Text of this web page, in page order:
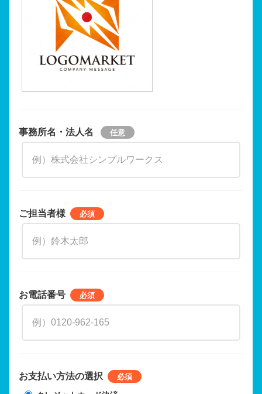
事務所名・法人名
ご担当者様
お電話番号
お支払い方法の選択